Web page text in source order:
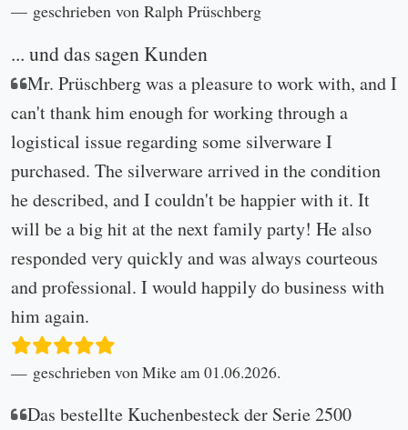
geschrieben von Ralph Prüschberg
... und das sagen Kunden
Mr. Prüschberg was a pleasure to work with, and I
can't thank him enough for working through a
logistical issue regarding some silverware I
purchased. The silverware arrived in the condition
he described, and I couldn't be happier with it. It
will be a big hit at the next family party! He also
responded very quickly and was always courteous
and professional. I would happily do business with
him again.
geschrieben von Mike am 01.06.2026.
Das bestellte Kuchenbesteck der Serie 2500